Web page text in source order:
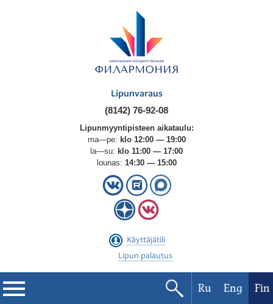
Lipunvaraus
(8142) 76-92-08
Lipunmyyntipisteen aikataulu:
ma—pe: klo 12:00 — 19:00
la—su: klo 11:00 — 17:00
lounas: 14:30 — 15:00
Käyttäjätili
Lipun palautus
Ru Eng Fin